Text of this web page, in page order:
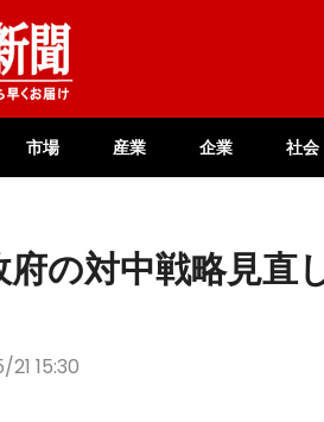
市場 産業 企業 社会
府の対中戦略見直
15:30